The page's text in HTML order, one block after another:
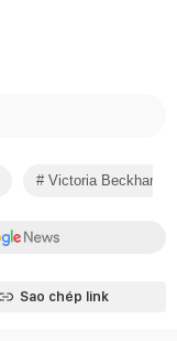
Victoria Beckham
Sao chép link